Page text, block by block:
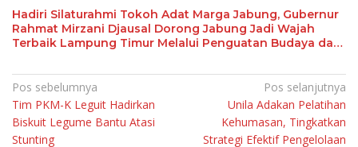
Hadiri Silaturahmi Tokoh Adat Marga Jabung, Gubernur
Rahmat Mirzani Djausal Dorong Jabung Jadi Wajah
Terbaik Lampung Timur Melalui Penguatan Budaya dan
Navigasi
pos
Pos sebelumnya
Tim PKM-K Leguit Hadirkan
Biskuit Legume Bantu Atasi
Stunting
Pos selanjutnya
Unila Adakan Pelatihan
Kehumasan, Tingkatkan
Strategi Efektif Pengelolaan